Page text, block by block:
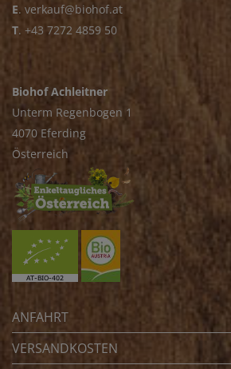
E. verkauf@biohof.at
T. +43 7272 4859 50
Biohof Achleitner
Unterm Regenbogen 1
4070 Eferding
Österreich
ANFAHRT
VERSANDKOSTEN